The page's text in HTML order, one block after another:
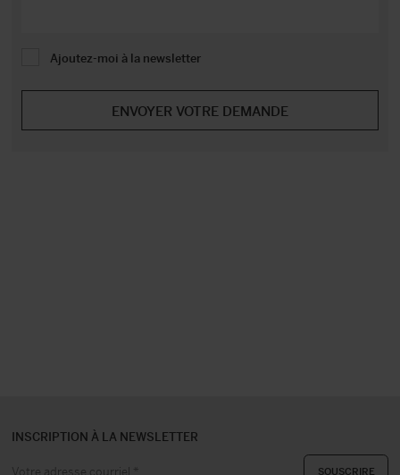
Ajoutez-moi à la newsletter
INSCRIPTION À LA NEWSLETTER